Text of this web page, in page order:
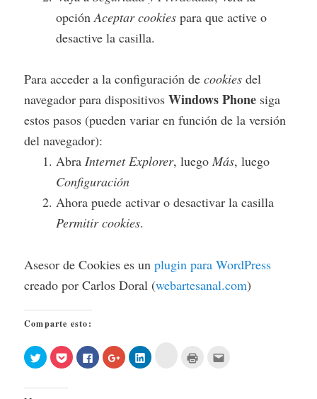
opciónAceptar cookies para que active o
desactive la casilla.
Para acceder a la configuración decookies del
navegador para dispositivosWindows Phone siga
estos pasos (pueden variar en función de la versión
del navegador):
AbraInternet Explorer, luegoMás, luego
Configuración
Ahora puede activar o desactivar la casilla
Permitir cookies.
Asesor de Cookies es unplugin para WordPress
creado por Carlos Doral (webartesanal.com)
Comparte esto:
Haz
clic
para
en
Haz
clic
para
Haz
clic
para
Haz
clic
para
Haz
clic
Haz
clic Haz